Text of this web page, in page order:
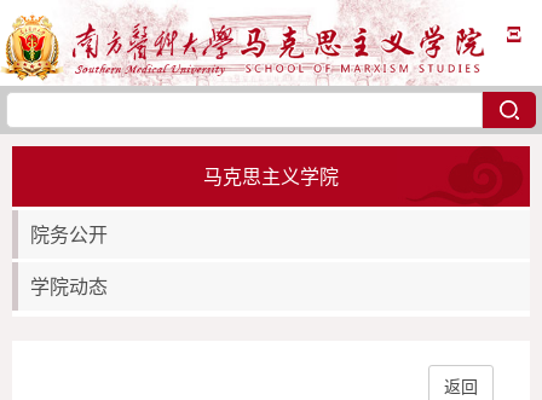
Ξ
马克思主义学院
院务公开
学院动态
返回